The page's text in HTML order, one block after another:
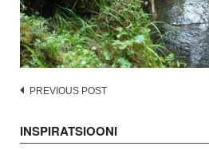
Post
PREVIOUS POST
INSPIRATSIOONI